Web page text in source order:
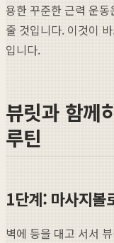
용한 꾸준한 근력 운
줄 것입니다. 이것이
입니다.
뷰릿과 함께
루틴
1단계: 마사지볼
벽에 등을 대고 서서